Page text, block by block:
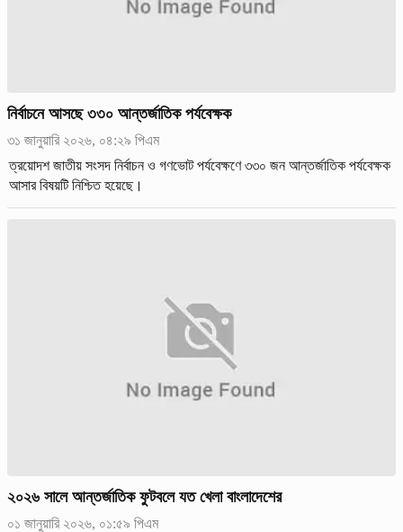
নির্বাচনে আসছে ৩৩০ আন্তর্জাতিক পর্যবেক্ষক
৩১ জানুয়ারি ২০২৬, ০৪:২৯ পিএম
ত্রয়োদশ জাতীয় সংসদ নির্বাচন ও গণভোট পর্যবেক্ষণে ৩৩০ জন আন্তর্জাতিক পর্যবেক্ষক
আসার বিষয়টি নিশ্চিত হয়েছে।
২০২৬ সালে আন্তর্জাতিক ফুটবলে যত খেলা বাংলাদেশের
০১ জানুয়ারি ২০২৬, ০১:৫৯ পিএম